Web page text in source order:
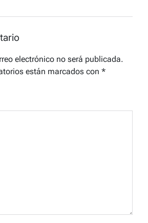
electrónico no será publicada.
están marcados con *